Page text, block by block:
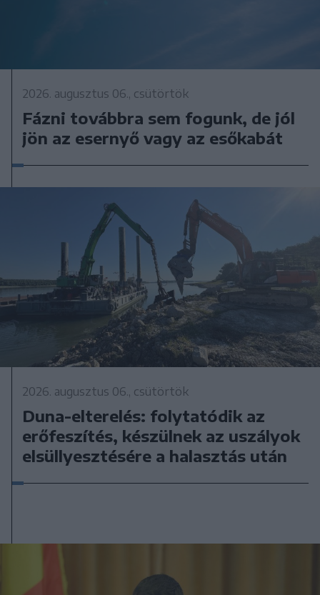
2026. augusztus 06., csütörtök
Fázni továbbra sem fogunk, de jól
jön az esernyő vagy az esőkabát
2026. augusztus 06., csütörtök
Duna-elterelés: folytatódik az
erőfeszítés, készülnek az uszályok
elsüllyesztésére a halasztás után